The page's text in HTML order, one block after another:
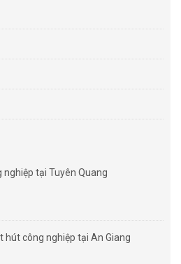
nghiệp tại Tuyên Quang
hút công nghiệp tại An Giang